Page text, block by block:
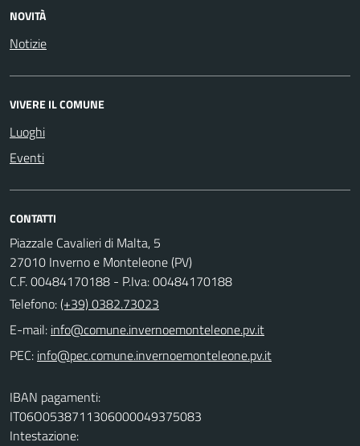
NOVITÀ
Notizie
VIVERE IL COMUNE
Luoghi
Eventi
CONTATTI
Piazzale Cavalieri di Malta, 5
27010 Inverno e Monteleone (PV)
C.F. 00484170188 - P.Iva: 00484170188
Telefono:(+39) 0382.73023
E-mail:
PEC:
IBAN pagamenti:
IT06O0538711306000049375083
Intestazione: